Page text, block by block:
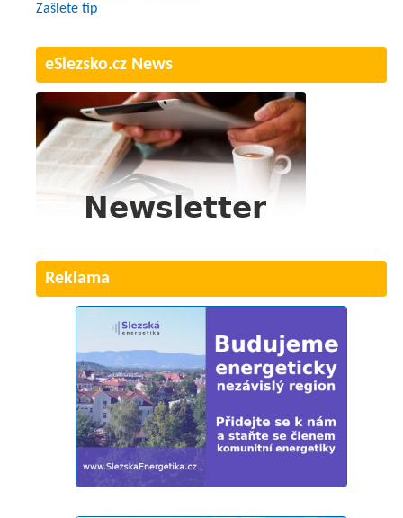
Zašlete tip
eSlezsko.cz News
Reklama